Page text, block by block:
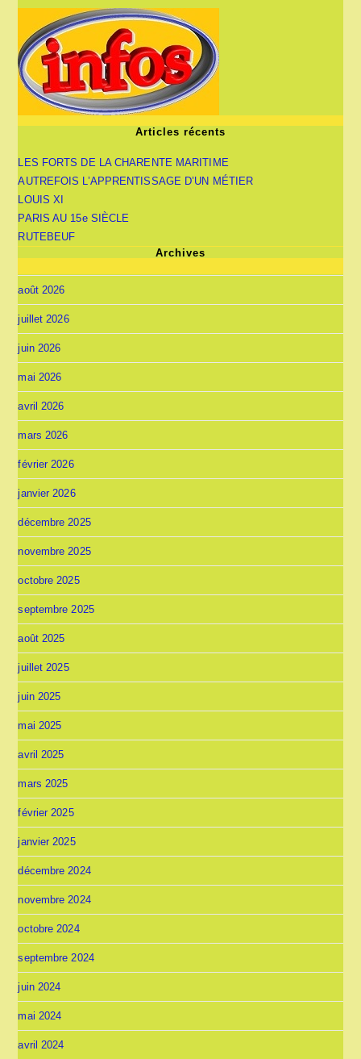
Articles récents
LES FORTS DE LA CHARENTE MARITIME
AUTREFOIS L’APPRENTISSAGE D’UN MÉTIER
LOUIS XI
PARIS AU 15e SIÈCLE
RUTEBEUF
Archives
août 2026
juillet 2026
juin 2026
mai 2026
avril 2026
mars 2026
février 2026
janvier 2026
décembre 2025
novembre 2025
octobre 2025
septembre 2025
août 2025
juillet 2025
juin 2025
mai 2025
avril 2025
mars 2025
février 2025
janvier 2025
décembre 2024
novembre 2024
octobre 2024
septembre 2024
juin 2024
mai 2024
avril 2024